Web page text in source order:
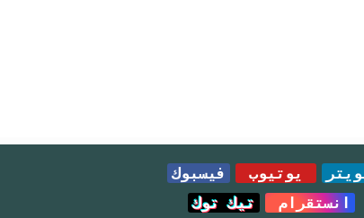
يوتيوب
فيسبوك
انستقرام
تيك توك